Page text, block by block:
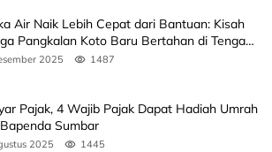
Air Naik Lebih Cepat dari Bantuan: Kisah
Pangkalan Koto Baru Bertahan di Tengah
2025 1487
Pajak, 4 Wajib Pajak Dapat Hadiah Umrah
Sumbar
2025 1445